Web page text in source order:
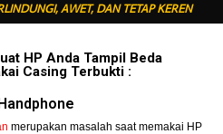
AWET, DAN TETAP KEREN
HP Anda Tampil Beda
Casing Terbukti :
merupakan masalah saat memakai HP